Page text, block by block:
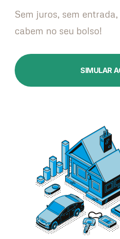
Sem juros, sem
cabem no seu bolso!
SIMULAR